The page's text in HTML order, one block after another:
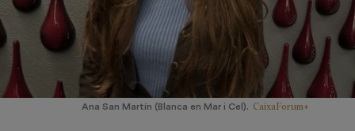
Ana San Martín (Blanca en Mar i Cel). CaixaForum+